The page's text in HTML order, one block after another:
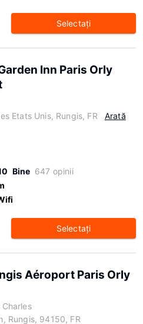
Selectaţi
Inn Paris Orly
Etats Unis, Rungis, FR
Arată
Bine 647 opinii
Selectaţi
Aéroport Paris Orly
Rungis, 94150, FR